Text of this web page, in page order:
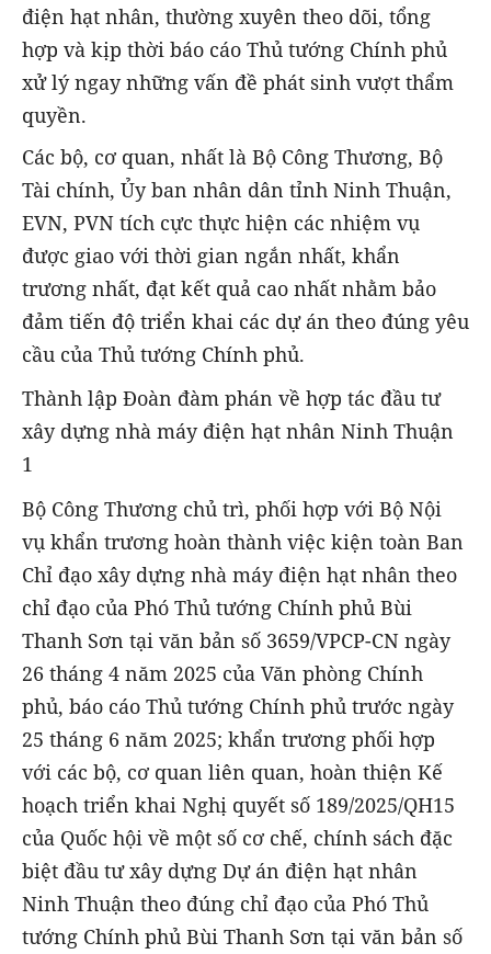
điện hạt nhân, thường xuyên theo dõi, tổng
hợp và kịp thời báo cáo Thủ tướng Chính phủ
xử lý ngay những vấn đề phát sinh vượt thẩm
quyền.
Các bộ, cơ quan, nhất là Bộ Công Thương, Bộ
Tài chính, Ủy ban nhân dân tỉnh Ninh Thuận,
EVN, PVN tích cực thực hiện các nhiệm vụ
được giao với thời gian ngắn nhất, khẩn
trương nhất, đạt kết quả cao nhất nhằm bảo
đảm tiến độ triển khai các dự án theo đúng yêu
cầu của Thủ tướng Chính phủ.
Thành lập Đoàn đàm phán về hợp tác đầu tư
xây dựng nhà máy điện hạt nhân Ninh Thuận
1
Bộ Công Thương chủ trì, phối hợp với Bộ Nội
vụ khẩn trương hoàn thành việc kiện toàn Ban
Chỉ đạo xây dựng nhà máy điện hạt nhân theo
chỉ đạo của Phó Thủ tướng Chính phủ Bùi
Thanh Sơn tại văn bản số 3659/VPCP-CN ngày
26 tháng 4 năm 2025 của Văn phòng Chính
phủ, báo cáo Thủ tướng Chính phủ trước ngày
25 tháng 6 năm 2025; khẩn trương phối hợp
với các bộ, cơ quan liên quan, hoàn thiện Kế
hoạch triển khai Nghị quyết số 189/2025/QH15
của Quốc hội về một số cơ chế, chính sách đặc
biệt đầu tư xây dựng Dự án điện hạt nhân
Ninh Thuận theo đúng chỉ đạo của Phó Thủ
tướng Chính phủ Bùi Thanh Sơn tại văn bản số